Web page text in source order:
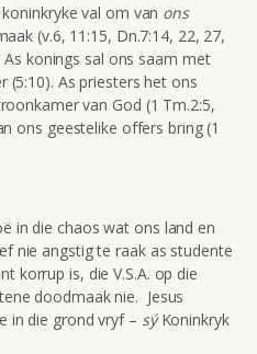
val om van ons
(v.6, 11:15, Dn.7:14, 22, 27,
As konings sal ons saam met
(5:10). As priesters het ons
van God (1 Tm.2:5,
ons geestelike offers bring (1
in die chaos wat ons land en
nie angstig te raak as studente
korrup is, die V.S.A. op die
doodmaak nie. Jesus
in die grond vryf – sýKoninkryk